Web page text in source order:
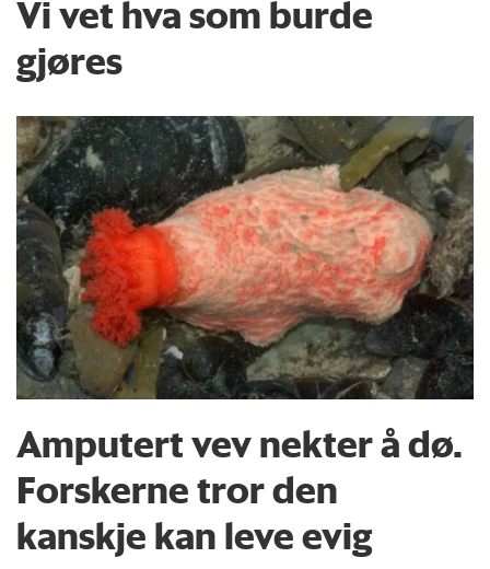
Vi vet hva som burde
gjøres
Amputert vev nekter å dø.
Forskerne tror den
kanskje kan leve evig